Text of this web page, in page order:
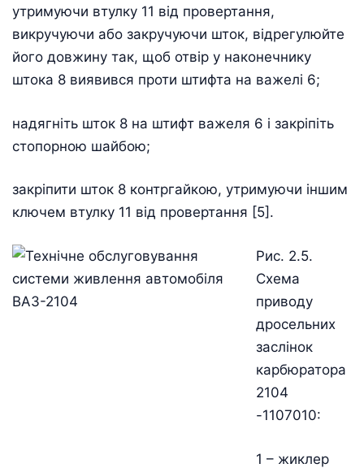
утримуючи втулку 11 від провертання,
викручуючи або закручуючи шток, відрегулюйте
його довжину так, щоб отвір у наконечнику
штока 8 виявився проти штифта на важелі 6;
надягніть шток 8 на штифт важеля 6 і закріпіть
стопорною шайбою;
закріпити шток 8 контргайкою, утримуючи іншим
ключем втулку 11 від провертання [5].
Рис. 2.5.
Схема
приводу
дросельних
заслінок
карбюратора
2104
-1107010:
1 – жиклер